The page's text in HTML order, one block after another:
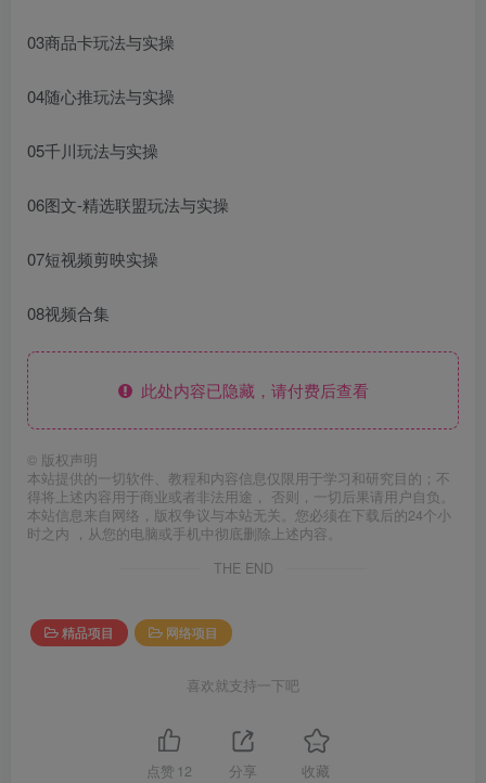
03商品卡玩法与实操
04随心推玩法与实操
05千川玩法与实操
06图文-精选联盟玩法与实操
07短视频剪映实操
08视频合集
此处内容已隐藏，请付费后查看
© 版权声明
本站提供的一切软件、教程和内容信息仅限用于学习和研究目的；不
得将上述内容用于商业或者非法用途， 否则，一切后果请用户自负。
本站信息来自网络，版权争议与本站无关。您必须在下载后的24个小
时之内 ，从您的电脑或手机中彻底删除上述内容。
THE END
精品项目 网络项目
喜欢就支持一下吧
点赞 12 分享 收藏